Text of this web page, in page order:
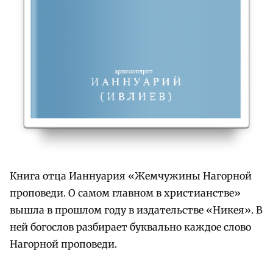
Книга отца Ианнуария «Жемчужины Нагорной
проповеди. О самом главном в христианстве»
вышла в прошлом году в издательстве «Никея». В
ней богослов разбирает буквально каждое слово
Нагорной проповеди.